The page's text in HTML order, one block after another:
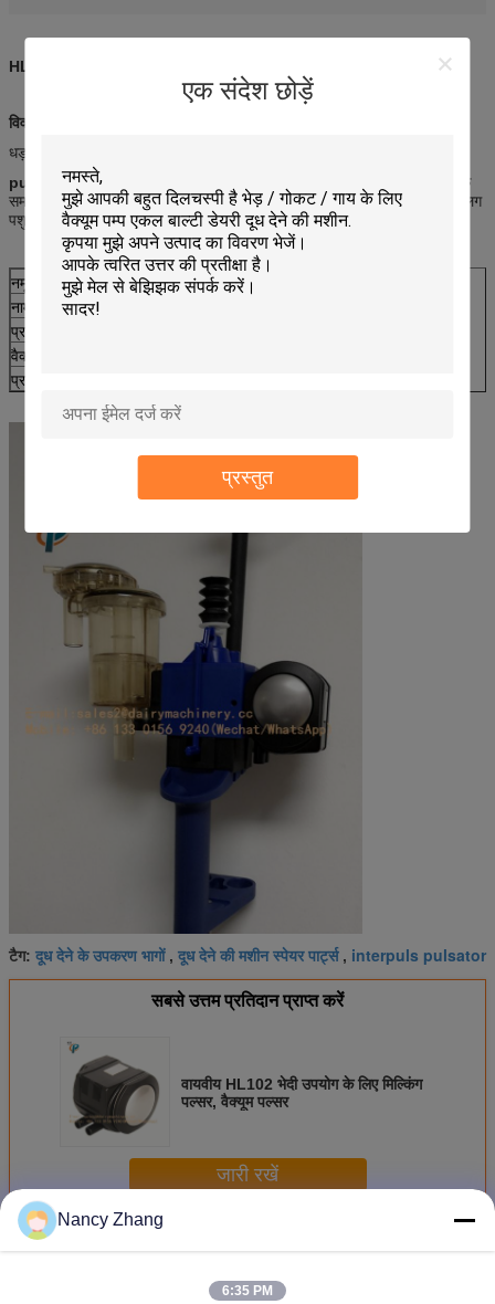
एक संदेश छोड़ें
प्रस्तुत
HL102 दूध पल्सर, दूध पल्सर, वैक्यूम पल्सर, दूध देने वाली मशीन पल्सर
विवरण:
धड़कन पूरे मिल्किंग सिस्टम की धड़कन है।
pulsator HP102
एक
समायोज्य हैधड़कनमिल्किंग पार्लर, पाइपलाइन या बकेट मिल्किंग सिस्टम और अलग-अलग
पशु प्रजातियों की जरूरतों में फिट होने के लिए दर और अनुपात।
नमूना
HL-P04B
नाम
प्रकार
वैक्यूम पोर्ट
प्रयोग
टैग: दूध देने के उपकरण भागों, दूध देने की मशीन स्पेयर पार्ट्स, interpuls pulsator
सबसे उत्तम प्रतिदान प्राप्त करें
वायवीय HL102 भेदी उपयोग के लिए मिल्किंग
पल्सर, वैक्यूम पल्सर
जारी रखें
अधिक दूध देने वाली मशीन के भाग
Nancy Zhang
6:35 PM